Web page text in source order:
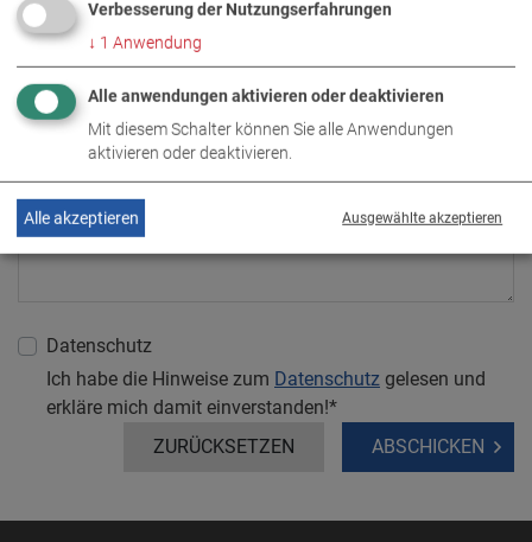
Nachricht
Datenschutz
Ich habe die Hinweise zum Datenschutz gelesen und
erkläre mich damit einverstanden!*
ZURÜCKSETZEN
ABSCHICKEN
Verbesserung der Nutzungserfahrungen
↓ 1 Anwendung
Alle anwendungen aktivieren oder deaktivieren
Mit diesem Schalter können Sie alle Anwendungen
aktivieren oder deaktivieren.
Ausgewählte akzeptieren
Alle akzeptieren